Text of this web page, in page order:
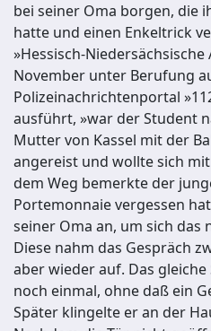
bei seiner Oma borgen, die
hatte und einen Enkeltrick
»Hessisch-Niedersächsische
November unter Berufung
Polizeinachrichtenportal
ausführt, »war der Student
Mutter von Kassel mit der
angereist und wollte sich
dem Weg bemerkte der
Portemonnaie vergessen
seiner Oma an, um sich das
Diese nahm das Gespräch
aber wieder auf. Das
noch einmal, ohne daß ein
Später klingelte er an der